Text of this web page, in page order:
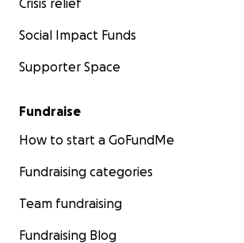
Crisis relief
Social Impact Funds
Supporter Space
Fundraise
How to start a GoFundMe
Fundraising categories
Team fundraising
Fundraising Blog